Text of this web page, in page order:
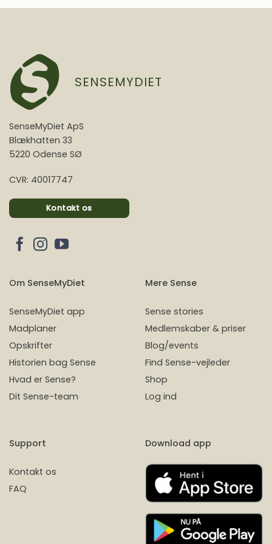
SENSEMYDIET
SenseMyDiet ApS
Blækhatten 33
5220 Odense SØ
CVR: 40017747
Kontakt os
Om SenseMyDiet
SenseMyDiet app
Madplaner
Opskrifter
Historien bag Sense
Hvad er Sense?
Dit Sense-team
Mere Sense
Sense stories
Medlemskaber & priser
Blog/events
Find Sense-vejleder
Shop
Log ind
Support
Kontakt os
FAQ
Download app